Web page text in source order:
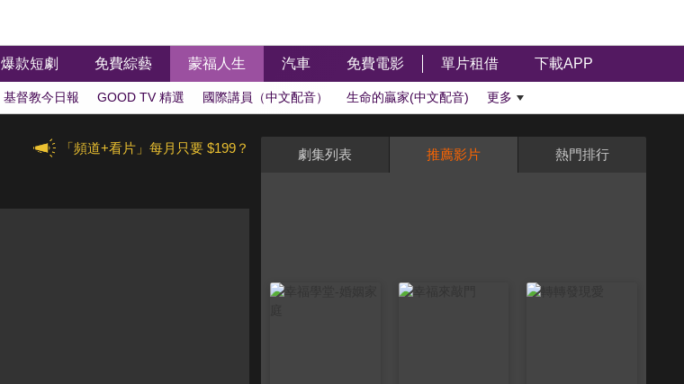
爆款短劇 免費綜藝 蒙福人生 汽車 免費電影 單片租借 下載APP
基督教今日報 GOOD TV 精選 國際講員（中文配音） 生命的贏家(中文配音) 更多
「頻道+看片」每月只要 $199？ 劇集列表 推薦影片 熱門排行